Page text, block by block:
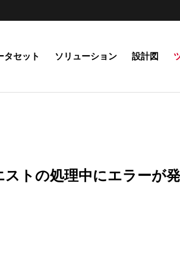
タセット ソリューション 設計図
トの処理中にエラーが発